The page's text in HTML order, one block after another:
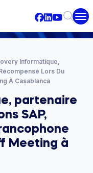
Informatique,
Lors Du
À Casablanca
partenaire
SAP,
Meeting à